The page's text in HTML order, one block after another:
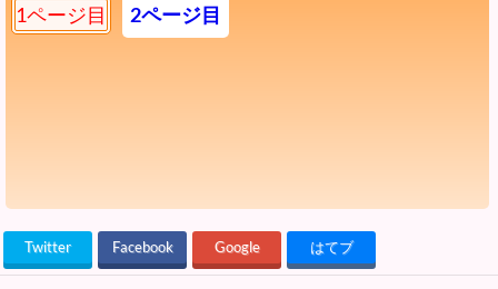
1ページ目 2ページ目
Twitter Facebook Google はてブ